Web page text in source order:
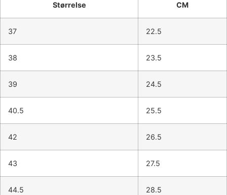
Størrelse CM
37 22.5
38 23.5
39 24.5
40.5 25.5
42 26.5
43 27.5
44.5 28.5